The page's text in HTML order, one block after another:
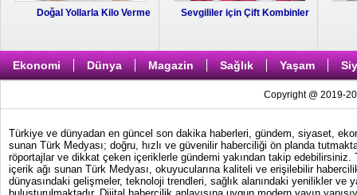
Doğal Yollarla Kilo Verme Sevgililer için Çift Kombinler
Ekonomi Dünya Magazin Sağlık Yaşam
Copyright @ 2019-
Türkiye ve dünyadan en güncel son dakika haberleri, gündem, siyaset,
sunan Türk Medyası; doğru, hızlı ve güvenilir haberciliği ön planda
röportajlar ve dikkat çeken içeriklerle gündemi yakından takip
içerik ağı sunan Türk Medyası, okuyucularına kaliteli ve erişilebilir
dünyasındaki gelişmeler, teknoloji trendleri, sağlık alanındaki yenilikler